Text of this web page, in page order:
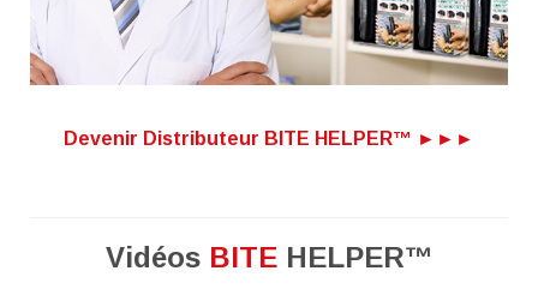
Devenir Distributeur BITE HELPER™ ►►►
Vidéos BITEHELPER™